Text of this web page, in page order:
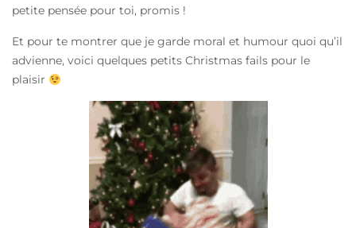
petite pensée pour toi, promis !
Et pour te montrer que je garde moral et humour quoi qu’il
advienne, voici quelques petits Christmas fails pour le
plaisir